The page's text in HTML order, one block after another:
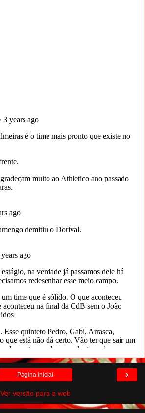
›
Página inicial
Ver versão para a web